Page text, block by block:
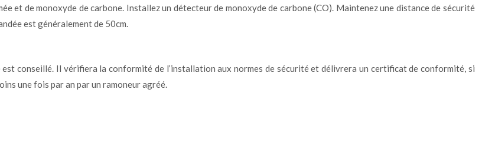
et de monoxyde de carbone. Installez un détecteur de monoxyde de carbone (CO). Maintenez une distance de sécurité
est généralement de 50cm.
conseillé. Il vérifiera la conformité de l’installation aux normes de sécurité et délivrera un certificat de conformité, si
une fois par an par un ramoneur agréé.